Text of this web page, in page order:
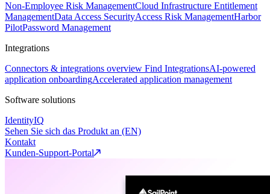
Non-Employee Risk ManagementCloud Infrastructure Entitlement
ManagementData Access SecurityAccess Risk ManagementHarbor
PilotPassword Management
Integrations
Connectors & integrations overview Find IntegrationsAI-powered
application onboardingAccelerated application management
Software solutions
IdentityIQ
Sehen Sie sich das Produkt an (EN)
Kontakt
Kunden-Support-Portal